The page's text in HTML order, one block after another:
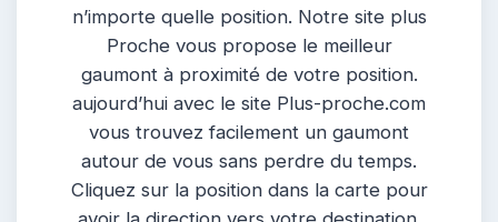
n’importe quelle position. Notre site plus
Proche vous propose le meilleur
gaumont à proximité de votre position.
aujourd’hui avec le site Plus-proche.com
vous trouvez facilement un gaumont
autour de vous sans perdre du temps.
Cliquez sur la position dans la carte pour